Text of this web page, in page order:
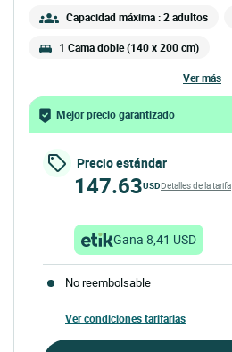
Capacidad máxima : 2 adultos
1 Cama doble (140 x 200 cm)
ver más
Mejor precio garantizado
Precio estándar
147.63USDDetalles de la tarifa
Gana 8,41 USD
No reembolsable
Ver condiciones tarifarias